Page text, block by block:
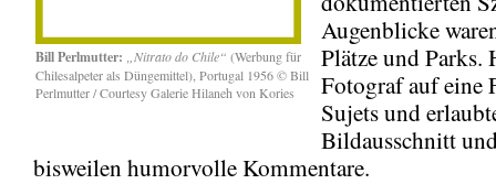
Bill Perlmutter: „Nitrato do Chile“ (Werbung für
Chilesalpeter als Düngemittel), Portugal 1956 © Bill
Perlmutter / Courtesy Galerie Hilaneh von Kories
Augenblicke
Plätze und Parks.
Fotograf auf eine
Sujets und
Bildausschnitt
bisweilen humorvolle Kommentare.